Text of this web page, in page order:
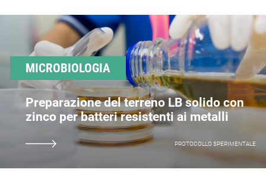
MICROBIOLOGIA
Preparazione del terreno LB solido con
zinco per batteri resistenti ai metalli
PROTOCOLLO SPERIMENTALE